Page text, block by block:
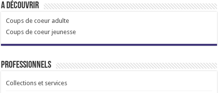
A découvrir
Coups de coeur adulte
Coups de coeur jeunesse
Professionnels
Collections et services